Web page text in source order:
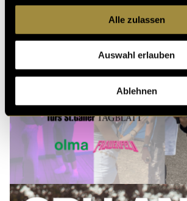
Alle zulassen
Auswahl erlauben
Ablehnen